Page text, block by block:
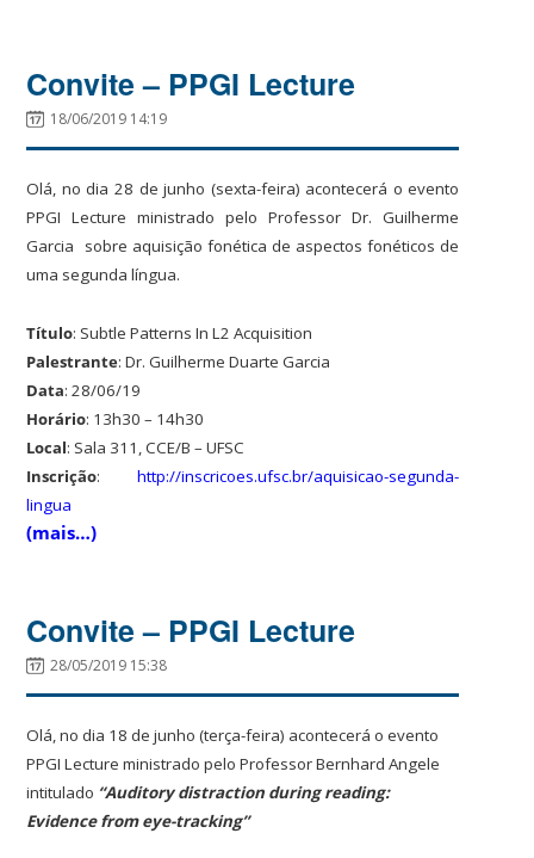
Convite – PPGI Lecture
18/06/2019 14:19
Olá, no dia 28 de junho (sexta-feira) acontecerá o evento
PPGI Lecture ministrado pelo Professor Dr. Guilherme
Garcia
sobre aquisição fonética de aspectos fonéticos de
uma segunda língua.
Título: Subtle Patterns In L2 Acquisition
Palestrante: Dr. Guilherme Duarte Garcia
Data: 28/06/19
Horário: 13h30 – 14h30
Local: Sala 311, CCE/B – UFSC
Inscrição:http://inscricoes.ufsc.br/aquisicao-segunda-
lingua
(mais…)
Convite – PPGI Lecture
28/05/2019 15:38
Olá, no dia 18 de junho (terça-feira) acontecerá o evento
PPGI Lecture ministrado pelo Professor Bernhard Angele
intitulado “Auditory distraction during reading:
Evidence from eye-tracking”